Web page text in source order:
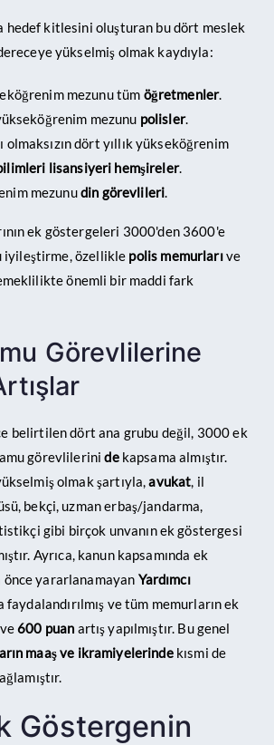
hedef kitlesini oluşturan bu dört meslek
yükselmiş olmak kaydıyla:
mezunu tüm öğretmenler.
mezunu polisler.
olmaksızın dört yıllık yükseköğrenim
lisansiyeri hemşireler.
mezunudin görevlileri.
ek göstergeleri 3000'den 3600'e
özellikle polis memurlarıve
önemli bir maddi fark
Görevlilerine
belirtilen dört ana grubu değil, 3000 ek
görevlilerinidekapsama almıştır.
olmak şartıyla,avukat, il
bekçi, uzman erbaş/jandarma,
gibi birçok unvanın ek göstergesi
Ayrıca, kanun kapsamında ek
yararlanamayan Yardımcı
faydalandırılmış ve tüm memurların ek
600 puan artış yapılmıştır. Bu genel
maaş ve ikramiyelerindekısmi de
Göstergenin